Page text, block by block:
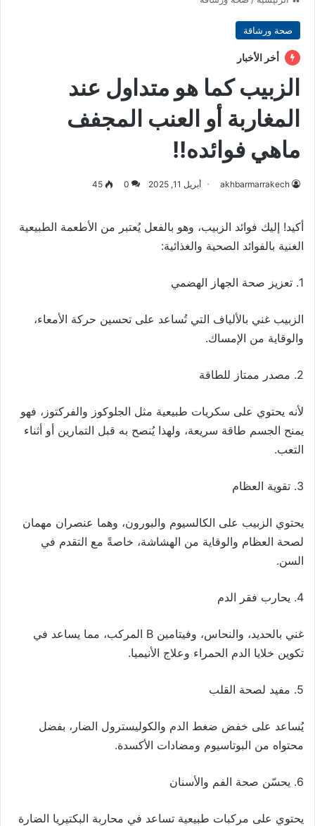
صحة ورشاقة
أخر الأخبار
الزبيب كما هو متداول عند
المغاربة أو العنب المجفف
ماهي فوائده!!
akhbarmarrakech أبريل 11, 2025 0
45
أكيد! إليك فوائد الزبيب، وهو بالفعل يُعتبر من الأطعمة الطبيعية
الغنية بالفوائد الصحية والغذائية:
1. تعزيز صحة الجهاز الهضمي
الزبيب غني بالألياف التي تُساعد على تحسين حركة الأمعاء،
والوقاية من الإمساك.
2. مصدر ممتاز للطاقة
لأنه يحتوي على سكريات طبيعية مثل الجلوكوز والفركتوز، فهو
يمنح الجسم طاقة سريعة، ولهذا يُنصح به قبل التمارين أو أثناء
التعب.
3. تقوية العظام
يحتوي الزبيب على الكالسيوم والبورون، وهما عنصران مهمان
لصحة العظام والوقاية من الهشاشة، خاصةً مع التقدم في
السن.
4. يحارب فقر الدم
غني بالحديد، والنحاس، وفيتامين B المركب، مما يساعد في
تكوين خلايا الدم الحمراء وعلاج الأنيميا.
5. مفيد لصحة القلب
يُساعد على خفض ضغط الدم والكوليسترول الضار، بفضل
محتواه من البوتاسيوم ومضادات الأكسدة.
6. يحسّن صحة الفم والأسنان
يحتوي على مركبات طبيعية تساعد في محاربة البكتيريا الضارة